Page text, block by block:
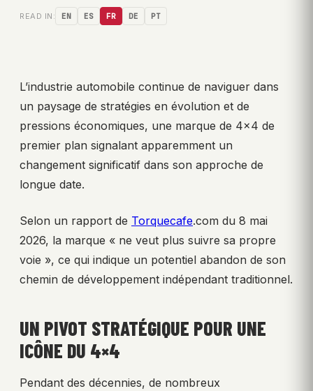
READ IN: EN ES FR DE PT
L’industrie automobile continue de naviguer dans
un paysage de stratégies en évolution et de
pressions économiques, une marque de 4×4 de
premier plan signalant apparemment un
changement significatif dans son approche de
longue date.
Selon un rapport de Torquecafe.com du 8 mai
2026, la marque « ne veut plus suivre sa propre
voie », ce qui indique un potentiel abandon de son
chemin de développement indépendant traditionnel.
UN PIVOT STRATÉGIQUE POUR UNE
ICÔNE DU 4×4
Pendant des décennies, de nombreux